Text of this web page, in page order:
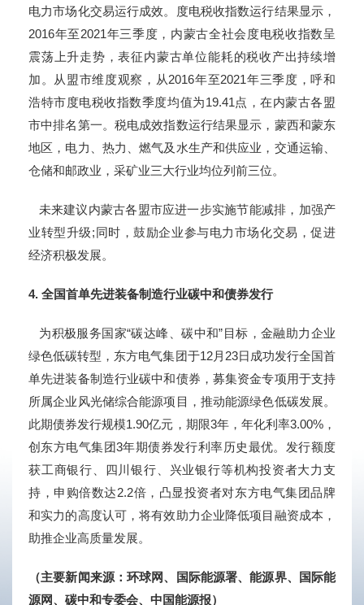
电力市场化交易运行成效。度电税收指数运行结果显示，
2016年至2021年三季度，内蒙古全社会度电税收指数呈
震荡上升走势，表征内蒙古单位能耗的税收产出持续增
加。从盟市维度观察，从2016年至2021年三季度，呼和
浩特市度电税收指数季度均值为19.41点，在内蒙古各盟
市中排名第一。税电成效指数运行结果显示，蒙西和蒙东
地区，电力、热力、燃气及水生产和供应业，交通运输、
仓储和邮政业，采矿业三大行业均位列前三位。
未来建议内蒙古各盟市应进一步实施节能减排，加强产
业转型升级;同时，鼓励企业参与电力市场化交易，促进
经济积极发展。
4. 全国首单先进装备制造行业碳中和债券发行
为积极服务国家“碳达峰、碳中和”目标，金融助力企业
绿色低碳转型，东方电气集团于12月23日成功发行全国首
单先进装备制造行业碳中和债券，募集资金专项用于支持
所属企业风光储综合能源项目，推动能源绿色低碳发展。
此期债券发行规模1.90亿元，期限3年，年化利率3.00%，
创东方电气集团3年期债券发行利率历史最优。发行额度
获工商银行、四川银行、兴业银行等机构投资者大力支
持，申购倍数达2.2倍，凸显投资者对东方电气集团品牌
和实力的高度认可，将有效助力企业降低项目融资成本，
助推企业高质量发展。
（主要新闻来源：环球网、国际能源署、能源界、国际能
源网、碳中和专委会、中国能源报）